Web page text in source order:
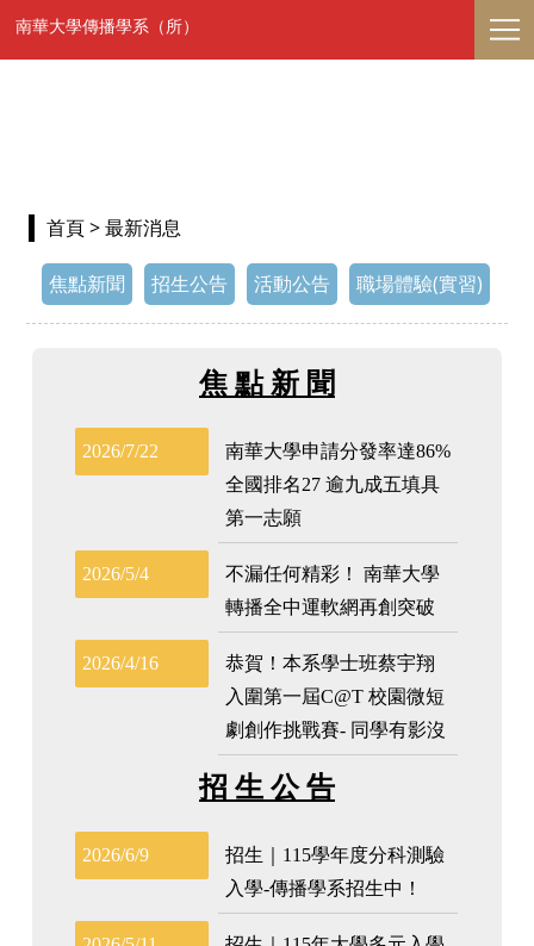
南華大學傳播學系（所）
首頁> 最新消息
焦點新聞 招生公告 活動公告 職場體驗(實習)
焦 點 新 聞
招 生 公 告